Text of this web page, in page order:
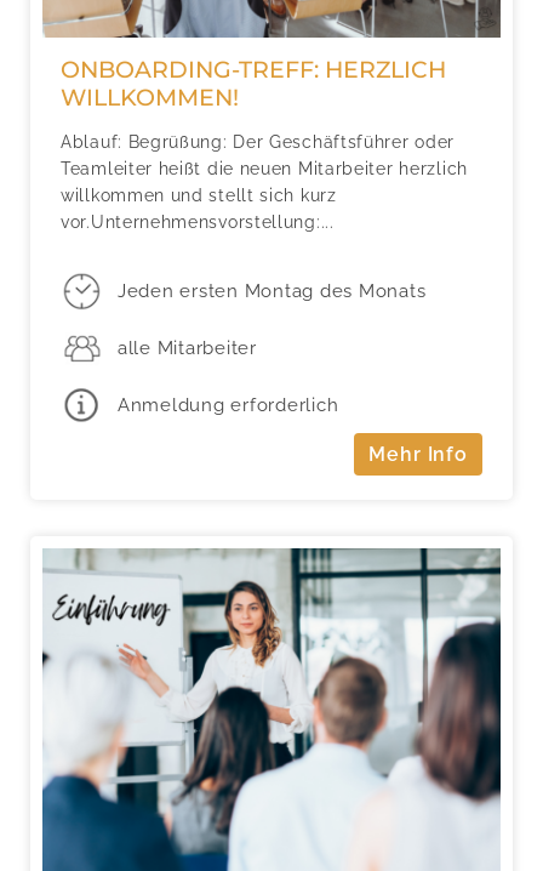
ONBOARDING-TREFF: HERZLICH
WILLKOMMEN!
Ablauf: Begrüßung: Der Geschäftsführer oder
Teamleiter heißt die neuen Mitarbeiter herzlich
willkommen und stellt sich kurz
vor.Unternehmensvorstellung:...
Jeden ersten Montag des Monats
alle Mitarbeiter
Anmeldung erforderlich
Mehr Info